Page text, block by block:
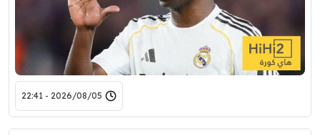
2026/08/05 - 22:41